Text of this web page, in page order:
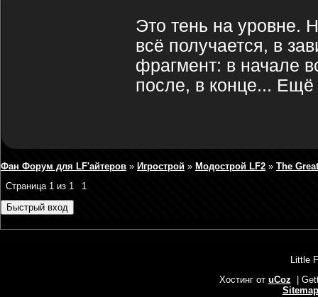
Это тень на уровне.
всё получается, в
фрагмент: в начале
после, в конце... Ещё
Фан Форум для LF'айтеров » Игрострой » Модострой LF2 » The
Страница 1 из 1 1
Little
Хостинг от uCoz
|